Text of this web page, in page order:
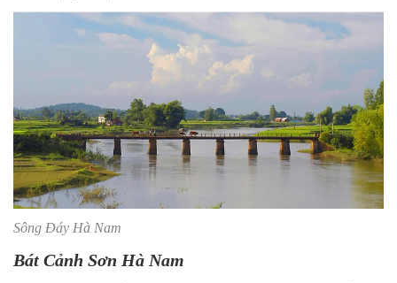
Sông Đáy Hà Nam
Bát Cảnh Sơn Hà Nam